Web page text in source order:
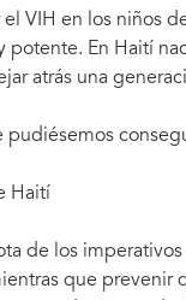
VIH en los niños
potente. En Haití
atrás una
Haití
de los
que prevenir